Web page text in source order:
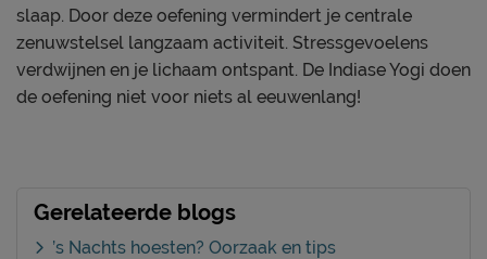
slaap. Door deze oefening vermindert je centrale
zenuwstelsel langzaam activiteit. Stressgevoelens
verdwijnen en je lichaam ontspant. De Indiase Yogi doen
de oefening niet voor niets al eeuwenlang!
Gerelateerde blogs
’s Nachts hoesten? Oorzaak en tips